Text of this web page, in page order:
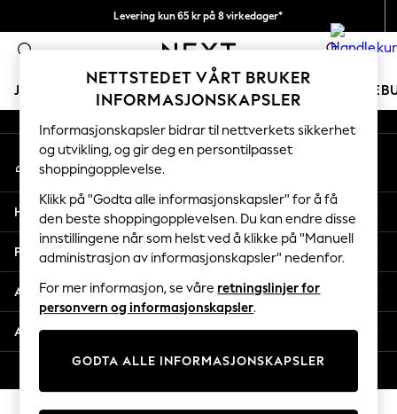
Levering kun 65 kr på 8 virkedager*
Vi betaler alle tollavgifter 0
JENTER GUTTER BABY KVINNER MENN
GIRLS
New In
50 - 92cm
98 - 110cm
116 - 134cm
140 - 174cm
Trending: Top & Short Sets
Trending: Clogs
Toy Story
THE SET
Coats & Jackets
Sweatshirts & Hoodies
An error occurred on client
Våre sosiale nettverk
Min konto
Logg inn på kontoen din
Hjelp
Personvern & Juridisk
Avdelinger
Andre tjenester
NETTSTEDET VÅRT BRUKER
INFORMASJONSKAPSLER
Informasjonskapsler bidrar til nettverkets sikkerhet
og utvikling, og gir deg en persontilpasset
shoppingopplevelse.
Klikk på "Godta alle informasjonskapsler" for å få
den beste shoppingopplevelsen. Du kan endre disse
innstillingene når som helst ved å klikke på "Manuell
administrasjon av informasjonskapsler" nedenfor.
For mer informasjon, se våre retningslinjer for
personvern og informasjonskapsler.
GODTA ALLE INFORMASJONSKAPSLER